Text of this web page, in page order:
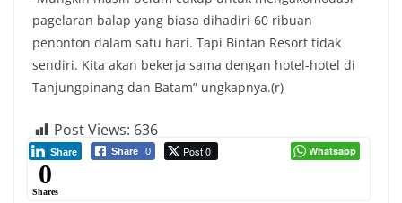
pagelaran balap yang biasa dihadiri 60 ribuan
penonton dalam satu hari. Tapi Bintan Resort tidak
sendiri. Kita akan bekerja sama dengan hotel-hotel di
Tanjungpinang dan Batam” ungkapnya.(r)
Post Views: 636
Share 0 Post 0
Share Whatsapp
0
Shares